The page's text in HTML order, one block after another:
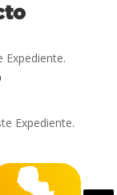
Expediente.